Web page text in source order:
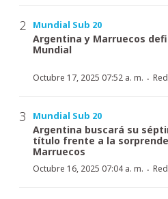
Mundial Sub 20
Argentina y Marruecos
Mundial
Octubre 17, 2025 07:52 a. m. ·
Mundial Sub 20
Argentina buscará su
título frente a la
Marruecos
Octubre 16, 2025 07:04 a. m. ·